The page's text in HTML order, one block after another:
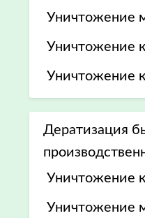
Уничтожение
Уничтожение
Уничтожение
Дератизация
Уничтожение
Уничтожение